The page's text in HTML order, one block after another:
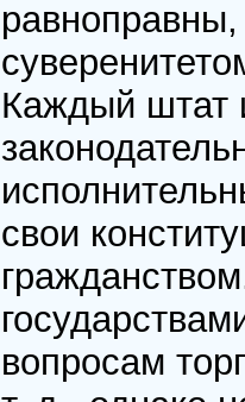
Каждый штат
свои
вопросам